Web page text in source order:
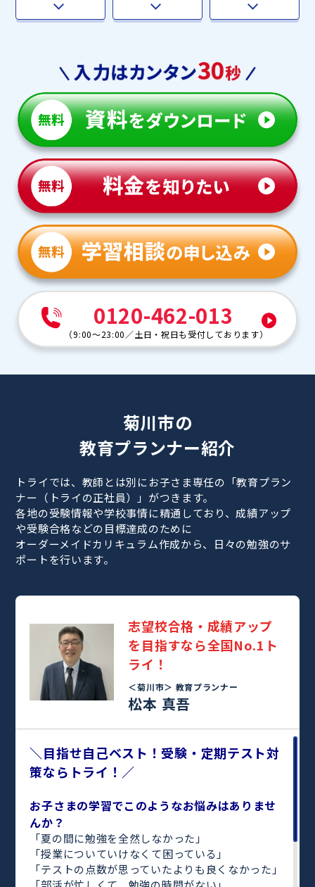
0120-462-013
（9:00～23:00 ／土日・祝日も受付しております）
菊川市の
教育プランナー紹介
トライでは、教師とは別にお子さま専任の「教育プラン
ナー（トライの正社員）」がつきます。
各地の受験情報や学校事情に精通しており、成績アップ
や受験合格などの目標達成のために
オーダーメイドカリキュラム作成から、日々の勉強のサ
ポートを行います。
志望校合格・成績アップ
を目指すなら全国No.1ト
ライ！
＜菊川市＞ 教育プランナー
松本 真吾
＼目指せ自己ベスト！受験・定期テスト対
策ならトライ！／
お子さまの学習でこのようなお悩みはありませ
んか？
「夏の間に勉強を全然しなかった」
「授業についていけなくて困っている」
「テストの点数が思っていたよりも良くなかった」